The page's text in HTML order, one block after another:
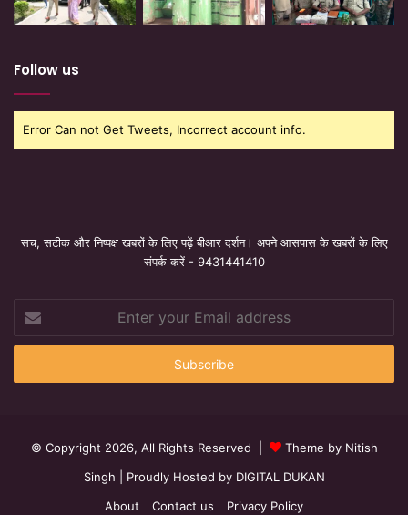
Follow us
Error Can not Get Tweets, Incorrect account info.
सच, सटीक और निष्पक्ष खबरों के लिए पढ़ें बीआर दर्शन। अपने आसपास के खबरों के लिए
संपर्क करें - 9431441410
your
Email
© Copyright 2026, All Rights Reserved |
Theme by Nitish
Singh | Proudly Hosted by DIGITAL DUKAN
About
Contact us Privacy Policy